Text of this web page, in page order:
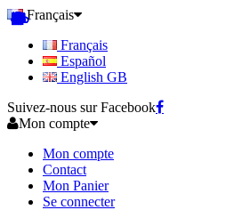
Français
Français
Español
English GB
Suivez-nous sur Facebook
Mon compte
Mon compte
Contact
Mon Panier
Se connecter